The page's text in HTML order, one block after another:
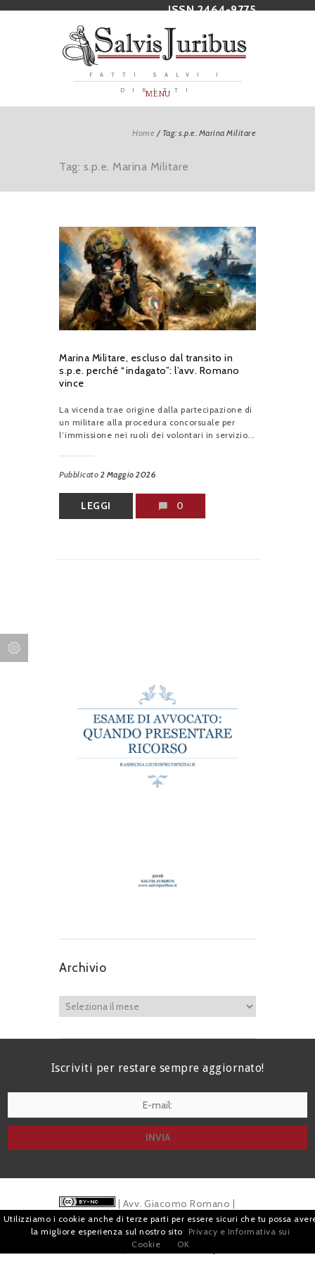
ISSN 2464-9775
FATTI SALVI I
DIRITTI
MENU
Home / Tag: s.p.e. Marina Militare
Tag: s.p.e. Marina Militare
Marina Militare, escluso dal transito in
s.p.e. perché “indagato”: l’avv. Romano
vince
La vicenda trae origine dalla partecipazione di
un militare alla procedura concorsuale per
l’immissione nei ruoli dei volontari in servizio...
Pubblicato 2 Maggio 2026
LEGGI 0
Archivio
Iscriviti per restare sempre aggiornato!
| Avv. Giacomo Romano |
Piazza di Campitelli, 2 - 00186 Roma | P.I.
Pubblicità ePrivacy
Utilizziamo i cookie anche di terze parti per essere sicuri che tu possa
la migliore esperienza sul nostro sito
Privacy e Informativa sui
Cookie
OK